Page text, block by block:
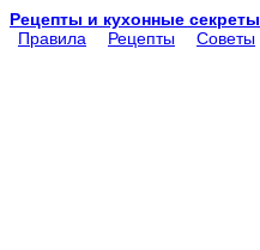
Рецепты и кухонные секреты
Правила
Рецепты Советы